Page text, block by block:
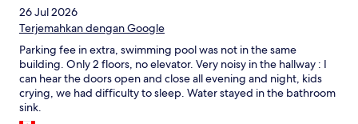
26 Jul 2026
Terjemahkan dengan Google
Parking fee in extra, swimming pool was not in the same
building. Only 2 floors, no elevator. Very noisy in the hallway : I
can hear the doors open and close all evening and night, kids
crying, we had difficulty to sleep. Water stayed in the bathroom
sink.